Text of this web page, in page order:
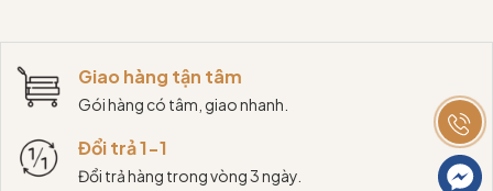
Giao hàng tận tâm
Gói hàng có tâm, giao nhanh.
Đổi trả 1-1
Đổi trả hàng trong vòng 3 ngày.